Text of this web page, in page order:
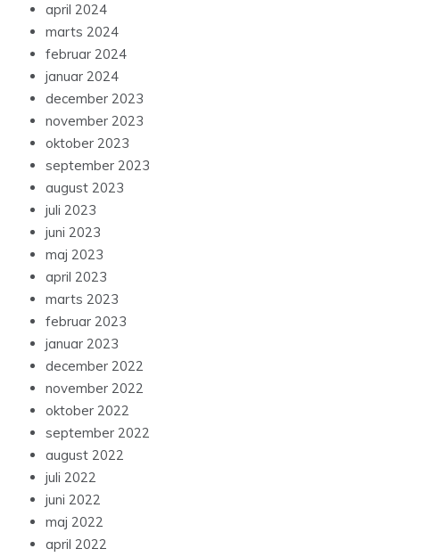
april 2024
marts 2024
februar 2024
januar 2024
december 2023
november 2023
oktober 2023
september 2023
august 2023
juli 2023
juni 2023
maj 2023
april 2023
marts 2023
februar 2023
januar 2023
december 2022
november 2022
oktober 2022
september 2022
august 2022
juli 2022
juni 2022
maj 2022
april 2022